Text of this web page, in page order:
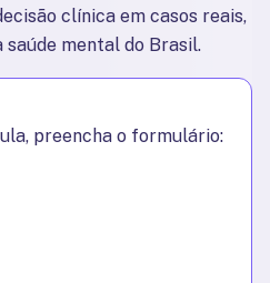
clínica em casos reais,
saúde mental do Brasil.
preencha o formulário: